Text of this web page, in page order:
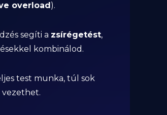
overload).
segíti a zsírégetést,
kombinálod.
test munka, túl sok
vezethet.